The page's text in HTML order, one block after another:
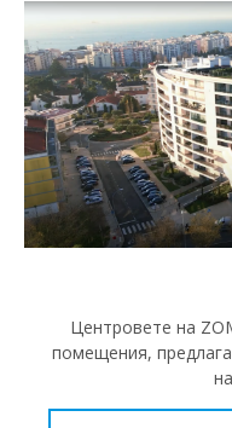
Центровете на
помещения,